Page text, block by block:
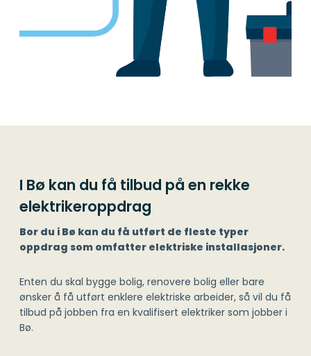
I Bø kan du få tilbud på en rekke
elektrikeroppdrag
Bor du i Bø kan du få utført de fleste typer
oppdrag som omfatter elektriske installasjoner.
Enten du skal bygge bolig, renovere bolig eller bare
ønsker å få utført enklere elektriske arbeider, så vil du få
tilbud på jobben fra en kvalifisert elektriker som jobber i
Bø.